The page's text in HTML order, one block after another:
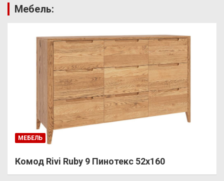
Мебель:
МЕБЕЛЬ
Комод Rivi Ruby 9 Пинотекс 52х160